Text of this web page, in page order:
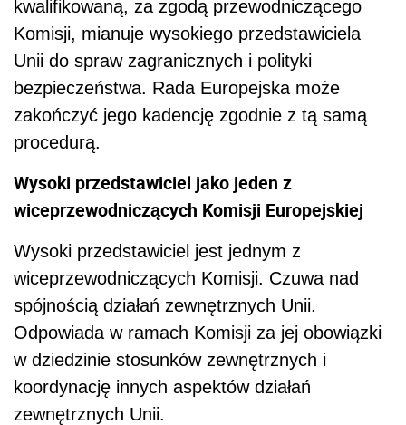
kwalifikowaną, za zgodą przewodniczącego
Komisji, mianuje wysokiego przedstawiciela
Unii do spraw zagranicznych i polityki
bezpieczeństwa. Rada Europejska może
zakończyć jego kadencję zgodnie z tą samą
procedurą.
Wysoki przedstawiciel jako jeden z
wiceprzewodniczących Komisji Europejskiej
Wysoki przedstawiciel jest jednym z
wiceprzewodniczących Komisji. Czuwa nad
spójnością działań zewnętrznych Unii.
Odpowiada w ramach Komisji za jej obowiązki
w dziedzinie stosunków zewnętrznych i
koordynację innych aspektów działań
zewnętrznych Unii.